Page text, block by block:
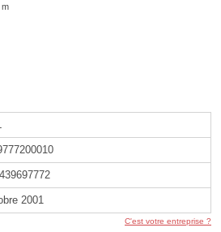
m
2001
C'est votre entreprise ?